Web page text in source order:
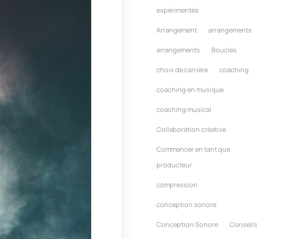
expérimentés
Arrangement arrangements
arrangements Boucles
choix de carrière coaching
coaching en musique
coaching musical
Collaboration créative
Commencer en tant que
producteur
compression
conception sonore
Conception Sonore Conseils